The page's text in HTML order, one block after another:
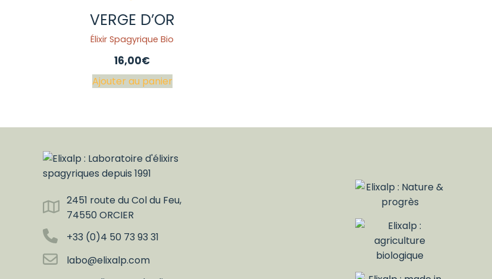
VERGE D’OR
Élixir Spagyrique Bio
16,00€
Ajouter au panier
2451 route du Col du Feu,
74550 ORCIER
+33 (0)4 50 73 93 31
labo@elixalp.com